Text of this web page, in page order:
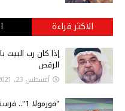
الاكثر قراءة
إذا كان رب
الرقص
أغسطس 23, 2021